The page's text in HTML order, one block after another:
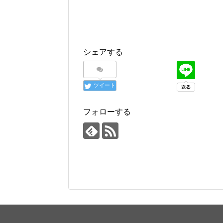
シェアする
ツイート
フォローする